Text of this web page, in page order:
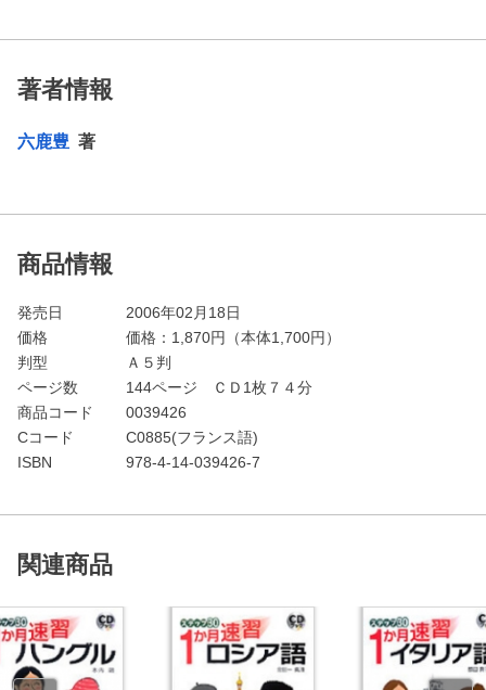
著者情報
六鹿豊 著
商品情報
発売日
2006年02月18日
価格
価格： 1,870円（本体1,700円）
判型
Ａ５判
ページ数
144ページ ＣＤ1枚７４分
商品コード
0039426
Cコード
C0885(フランス語)
ISBN
978-4-14-039426-7
関連商品